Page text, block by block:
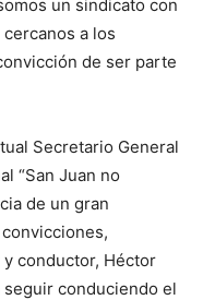
un sindicato con
a los
de ser parte
Secretario General
“San Juan no
de un gran
conductor, Héctor
seguir conduciendo el